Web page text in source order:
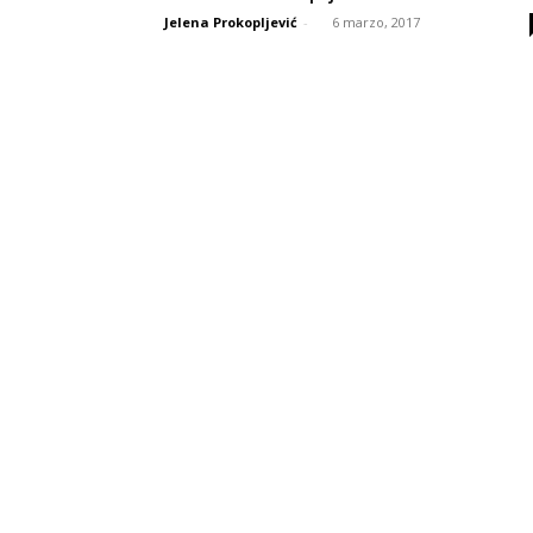
Jelena Prokopljević - 6 marzo, 2017